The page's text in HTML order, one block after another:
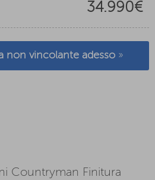
34.990€
non vincolante adesso »
Countryman Finitura